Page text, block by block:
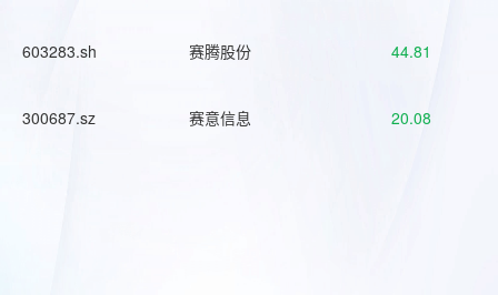
603283.sh 赛腾股份 44.81
300687.sz 赛意信息 20.08